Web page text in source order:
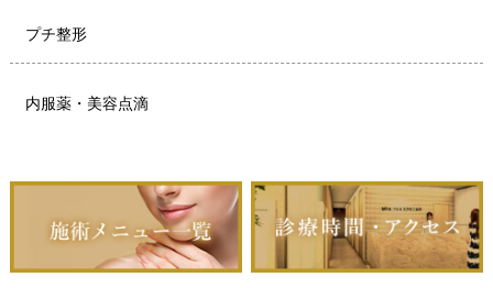
プチ整形
内服薬・美容点滴